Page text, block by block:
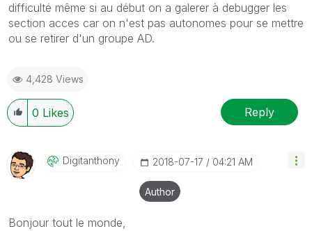
difficulté même si au début on a galerer à debugger les
section acces car on n'est pas autonomes pour se mettre
ou se retirer d'un groupe AD.
4,428 Views
0 Likes Reply
Digitanthony ‎2018-07-17 04:21 AM
Author
Bonjour tout le monde,